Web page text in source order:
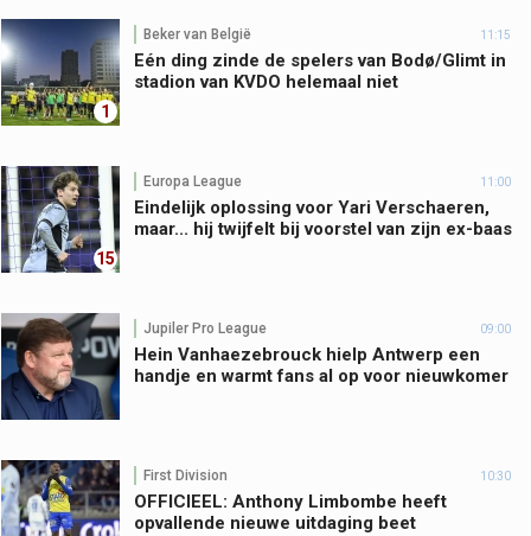
1
Beker van België 11:15
Eén ding zinde de spelers van Bodø/Glimt in
stadion van KVDO helemaal niet
15
Europa League 11:00
Eindelijk oplossing voor Yari Verschaeren,
maar... hij twijfelt bij voorstel van zijn ex-baas
Jupiler Pro League 09:00
Hein Vanhaezebrouck hielp Antwerp een
handje en warmt fans al op voor nieuwkomer
First Division 10:30
OFFICIEEL: Anthony Limbombe heeft
opvallende nieuwe uitdaging beet